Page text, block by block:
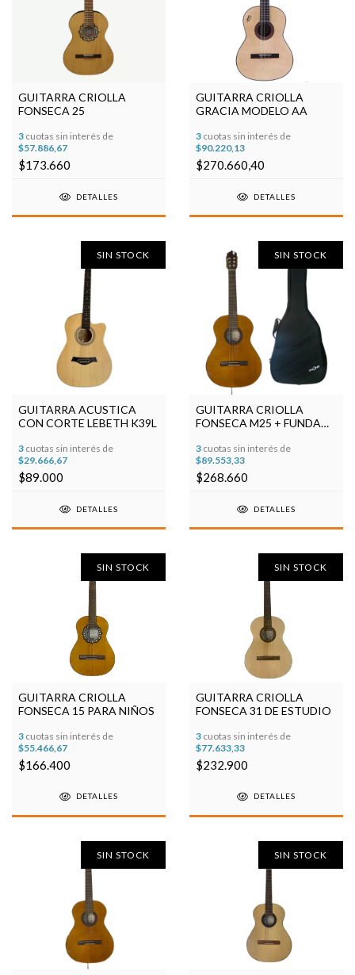
GUITARRA CRIOLLA
FONSECA 25
3 cuotas sin interés de
$57.886,67
$173.660
DETALLES
GUITARRA CRIOLLA
GRACIA MODELO AA
3 cuotas sin interés de
$90.220,13
$270.660,40
DETALLES
SIN STOCK
GUITARRA ACUSTICA
CON CORTE LEBETH K39L
3 cuotas sin interés de
$29.666,67
$89.000
DETALLES
SIN STOCK
GUITARRA CRIOLLA
FONSECA M25 + FUNDA
25MM
3 cuotas sin interés de
$89.553,33
$268.660
DETALLES
SIN STOCK
GUITARRA CRIOLLA
FONSECA 15 PARA NIÑOS
3 cuotas sin interés de
$55.466,67
$166.400
DETALLES
SIN STOCK
GUITARRA CRIOLLA
FONSECA 31 DE ESTUDIO
3 cuotas sin interés de
$77.633,33
$232.900
DETALLES
SIN STOCK SIN STOCK